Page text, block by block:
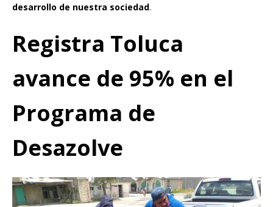
desarrollo de nuestra sociedad.
Registra Toluca
avance de 95% en el
Programa de
Desazolve